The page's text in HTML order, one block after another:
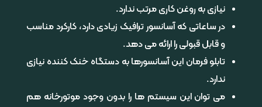
نیازی به روغن کاری مرتب ندارد.
در ساعاتی که آسانسور ترافیک زیادی دارد، کارکرد مناسب
و قابل قبولی را ارائه می دهد.
تابلو فرمان این آسانسورها به دستگاه خنک کننده نیازی
ندارد.
می توان این سیستم ها را بدون وجود موتورخانه هم